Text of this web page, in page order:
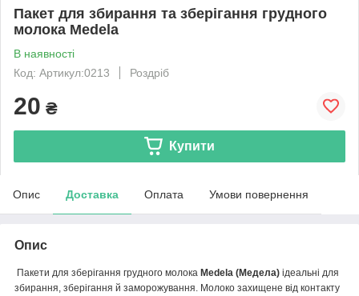
Пакет для збирання та зберігання грудного
молока Medela
В наявності
Код: Артикул:0213
Роздріб
20 ₴
Купити
Опис Доставка Оплата Умови повернення
Опис
Пакети для зберігання грудного молока Medela (Медела) ідеальні для
збирання, зберігання й заморожування. Молоко захищене від контакту